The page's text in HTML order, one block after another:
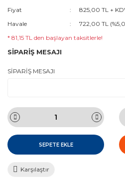
Fiyat
825,00 TL +
Havale
722,00 TL
* 81,15 TL den başlayan taksitlerle!
SİPARİŞ MESAJI
SİPARİŞ MESAJI
SEPETE EKLE
Karşılaştır